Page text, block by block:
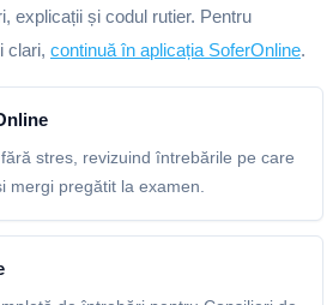
explicații și codul rutier. Pentru
clari, continuă în aplicația SoferOnline.
stres, revizuind întrebările pe care
mergi pregătit la examen.